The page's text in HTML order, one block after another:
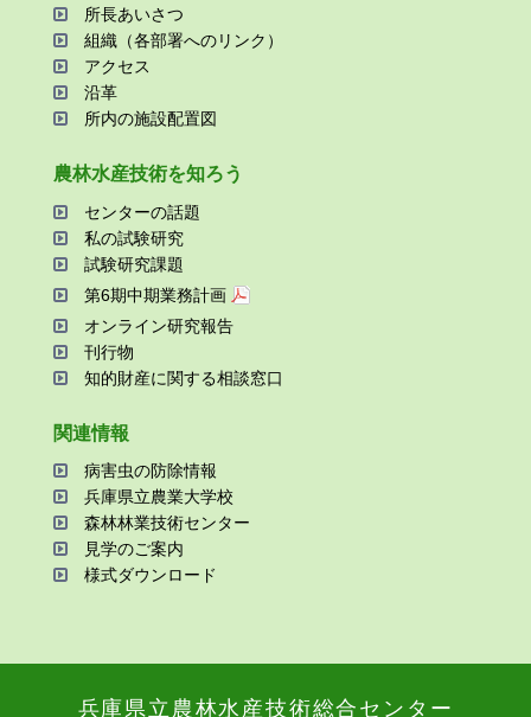
所⻑あいさつ
組織（各部署へのリンク）
アクセス
沿⾰
所内の施設配置図
農林⽔産技術を知ろう
センターの話題
私の試験研究
試験研究課題
第6期中期業務計画
オンライン研究報告
刊⾏物
知的財産に関する相談窓⼝
関連情報
病害⾍の防除情報
兵庫県⽴農業⼤学校
森林林業技術センター
⾒学のご案内
様式ダウンロード
兵庫県⽴農林⽔産技術総合センター